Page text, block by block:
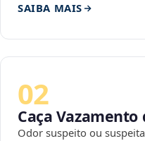
SAIBA MAIS
02
Caça Vazamento
Odor suspeito ou